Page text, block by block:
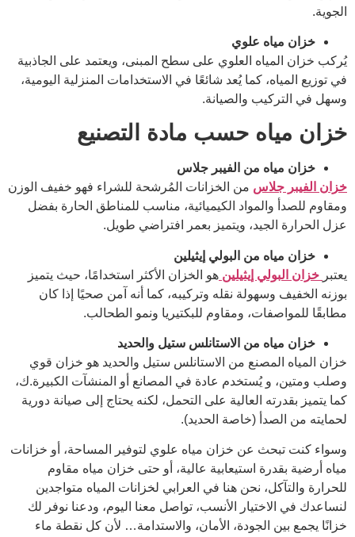
الجوية.
خزان مياه علوي
يُركب خزان المياه العلوي على سطح المبنى، ويعتمد على الجاذبية
في توزيع المياه، كما يُعد شائعًا في الاستخدامات المنزلية اليومية،
وسهل في التركيب والصيانة.
خزان مياه حسب مادة التصنيع
خزان مياه من الفيبر جلاس
خزان الفيبر جلاس من الخزانات المُرشحة للشراء فهو خفيف الوزن
ومقاوم للصدأ والمواد الكيميائية، مناسب للمناطق الحارة بفضل
عزل الحرارة الجيد، ويتميز بعمر افتراضي طويل.
خزان مياه من البولي إيثيلين
يعتبر خزان البولي إيثيلين هو الخزان الأكثر استخدامًا، حيث يتميز
بوزنه الخفيف وسهولة نقله وتركيبه، كما أنه آمن صحيًا إذا كان
مطابقًا للمواصفات، ومقاوم للبكتيريا ونمو الطحالب.
خزان مياه من الاستانلس ستيل والحديد
خزان المياه المصنع من الاستانلس ستيل والحديد هو خزان قوي
وصلب ومتين، و يُستخدم عادة في المصانع أو المنشآت الكبيرة.ك،
كما يتميز بقدرته العالية على التحمل، لكنه يحتاج إلى صيانة دورية
لحمايته من الصدأ (خاصة الحديد).
وسواء كنت تبحث عن خزان مياه علوي لتوفير المساحة، أو خزانات
مياه أرضية بقدرة استيعابية عالية، أو حتى خزان مياه مقاوم
للحرارة والتآكل، نحن هنا في العرابي لخزانات المياه متواجدين
لنساعدك في الاختيار الأنسب، تواصل معنا اليوم، ودعنا نوفر لك
خزانًا يجمع بين الجودة، الأمان، والاستدامة… لأن كل نقطة ماء